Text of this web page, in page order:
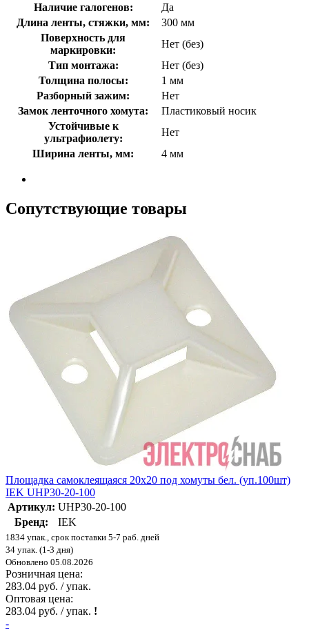
Наличие галогенов:
Да
Длина ленты, стяжки, мм:
300 мм
Поверхность для
маркировки:
Нет (без)
Тип монтажа:
Нет (без)
Толщина полосы:
1 мм
Разборный зажим:
Нет
Замок ленточного хомута:
Пластиковый носик
Устойчивые к
ультрафиолету:
Нет
Ширина ленты, мм:
4 мм
Сопутствующие товары
Площадка самоклеящаяся 20х20 под хомуты бел. (уп.100шт)
IEK UHP30-20-100
Артикул: UHP30-20-100
Бренд:
IEK
1834 упак., срок поставки 5-7 раб. дней
34 упак. (1-3 дня)
Обновлено 05.08.2026
Розничная цена:
283.04 руб. / упак.
Оптовая цена:
283.04 руб. / упак. !
-